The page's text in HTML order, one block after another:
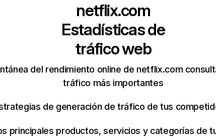
netflix.com
Estadísticas de
tráfico web
del rendimiento online de netflix.com
tráfico más importantes
de generación de tráfico de tus
principales productos, servicios y categorías de